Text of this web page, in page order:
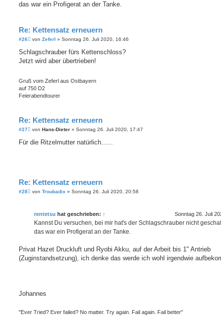
das war ein Profigerat an der Tanke.
Re: Kettensatz erneuern
#26
B
i
r
von Zeferl » Sonntag 26. Juli 2020, 16:46
Schlagschrauber fürs Kettenschloss?
Jetzt wird aber übertrieben!
Gruß vom Zeferl aus Ostbayern
auf 750 D2
Feierabendtourer
Re: Kettensatz erneuern
#27
B
i
von Hans-Dieter » Sonntag 26. Juli 2020, 17:47
Für die Ritzelmutter natürlich......
Re: Kettensatz erneuern
#28
Bvon Troubadix » Sonntag 26. Juli 2020, 20:58
rentetsu hat geschrieben: ↑ Sonntag 26. Juli
Kannst Du versuchen, bei mir hat's der Schlagschrauber nicht
das war ein Profigerat an der Tanke.
Privat Hazet Druckluft und Ryobi Akku, auf der Arbeit bis 1" Antrieb
(Zuginstandsetzung), ich denke das werde ich wohl irgendwie
Johannes
"Ever Tried? Ever failed? No matter. Try again. Fail again. Fail better"